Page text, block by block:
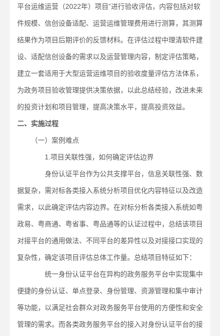
平台运维运营（2022年）项目”进行验收评估，内容包括对软
件规模、信创设备适配、运营运维管理费用进行测算，其测算
结果作为项目后期评价的反馈材料。在评估过程中理清软件建
设、适配信创设备的需求以及运营管理内容，制定评估策略，
建立一套适用于大型运营运维项目的验收度量评估方法体系，
为政务项目验收管理提供决策依据，以此总结经验，改进未来
的投资计划和项目管理，提高决策水平，提高投资效益。
二、实施过程
（一）案例难点
1.项目关联性强，如何确定评估边界
身份认证平台作为公共支撑平台，信息关联性强、数
据复杂，需对标各类接入系统分析项目优化内容特征以及改造
需求，以此确定评估内容边界。在对标分析各类接入系统如粤
政易、粤商通、粤省事、粤品通等的认证过程中，总结该项目
对接平台的通用做法、不同平台的差异性以及对接接口实现的
复杂性，确定该项目评估总体工作量。总结项目特征如下：
统一身份认证平台在异构的政务服务平台中实现集中
便捷的身份认证、单点登录、身份管理、资源管理和集中审计
等功能，以满足社会群众对政务服务平台使用的方便性和安全
管理的需求。而各类政务服务平台的接入对身份认证平台的接